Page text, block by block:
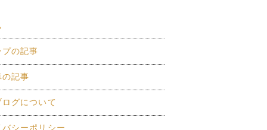
プの記事
の記事
ログについて
バシーポリシー